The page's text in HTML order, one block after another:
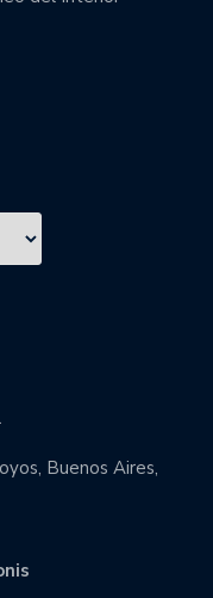
Buenos Aires,